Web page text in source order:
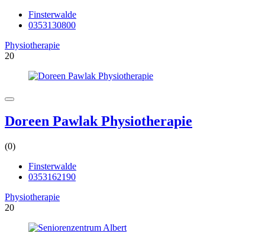
Finsterwalde
0353130800
Physiotherapie
20
Doreen Pawlak Physiotherapie
(0)
Finsterwalde
0353162190
Physiotherapie
20